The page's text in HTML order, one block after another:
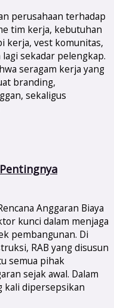
perusahaan terhadap
tim kerja, kebutuhan
kerja, vest komunitas,
sekadar pelengkap.
seragam kerja yang
branding,
sekaligus
Anggaran Biaya
kunci dalam menjaga
pembangunan. Di
RAB yang disusun
semua pihak
sejak awal. Dalam
kali dipersepsikan